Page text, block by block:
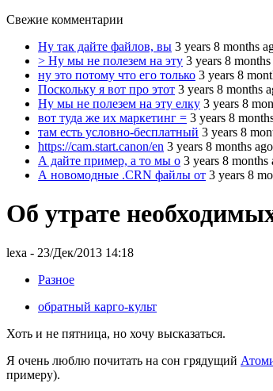
Свежие комментарии
Ну так дайте файлов, вы 3 years 8 months
> Ну мы не полезем на эту 3 years 8 months
ну это потому что его только 3 years 8
Поскольку я вот про этот 3 years 8 months
Ну мы не полезем на эту елку 3 years 8
вот туда же их маркетинг = 3 years 8
там есть условно-бесплатный 3 years 8
https://cam.start.canon/en 3 years 8 months ago
А дайте пример, а то мы о 3 years 8 months
А новомодные .CRN файлы от 3 years 8
Об утрате
lexa - 23/Дек/2013 14:18
Разное
обратный карго-культ
Хоть и не пятница, но хочу высказаться.
Я очень люблю почитать на сон грядущий
примеру).